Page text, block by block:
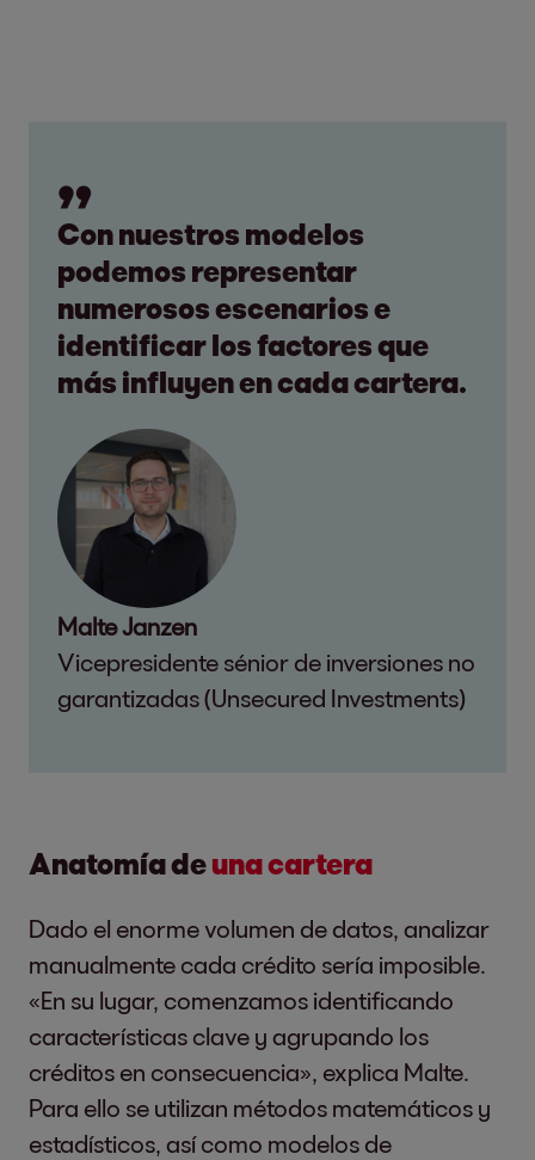
Con nuestros modelos
podemos representar
numerosos escenarios e
identificar los factores que
más influyen en cada cartera.
Malte Janzen
Vicepresidente sénior de inversiones no
garantizadas (Unsecured Investments)
Anatomía deuna cartera
Dado el enorme volumen de datos, analizar
manualmente cada crédito sería imposible.
«En su lugar, comenzamos identificando
características clave y agrupando los
créditos en consecuencia», explica Malte.
Para ello se utilizan métodos matemáticos y
estadísticos, así como modelos de